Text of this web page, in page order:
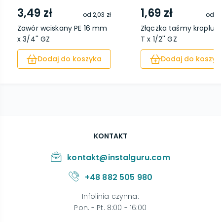
3,49 zł od2,03 zł
Zawór wciskany PE 16 mm
x 3/4'' GZ
Dodaj do koszyka
1,69 zł od
Złączka taśmy
T x 1/2'' GZ
Dodaj do
KONTAKT
kontakt@instalguru.com
+48 882 505 980
Infolinia czynna:
Pon. - Pt. 8:00 - 16:00